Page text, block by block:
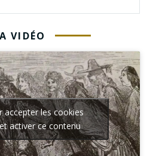
VIDÉO
accepter les cookies
activer ce contenu